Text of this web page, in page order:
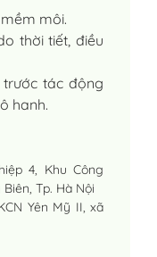
môi.
thời tiết, điều
tác động
hanh.
4, Khu Công
Tp. Hà Nội
Yên Mỹ II, xã